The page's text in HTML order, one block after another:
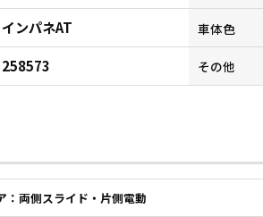
インパネAT 車体色
258573 その他
：両側スライド・片側電動